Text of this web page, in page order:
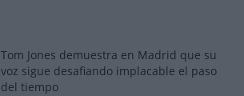
Tom Jones demuestra en Madrid que su
voz sigue desafiando implacable el paso
del tiempo